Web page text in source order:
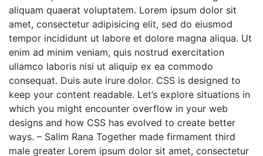
aliquam quaerat voluptatem. Lorem ipsum dolor sit
amet, consectetur adipisicing elit, sed do eiusmod
tempor incididunt ut labore et dolore magna aliqua. Ut
enim ad minim veniam, quis nostrud exercitation
ullamco laboris nisi ut aliquip ex ea commodo
consequat. Duis aute irure dolor. CSS is designed to
keep your content readable. Let’s explore situations in
which you might encounter overflow in your web
designs and how CSS has evolved to create better
ways. – Salim Rana Together made firmament third
male greater Lorem ipsum dolor sit amet, consectetur